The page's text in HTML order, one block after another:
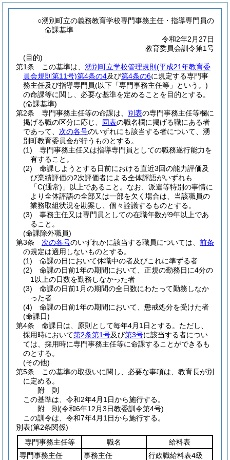
○湧別町立の義務教育学校専門事務主任・指導専門員の
命課基準
令和2年2月27日
教育委員会訓令第1号
(目的)
第1条
この基準は、 湧別町立学校管理規則 (平成21年教育委
員会規則第11号)第4条の4及び第4条の6に規定する専門事
務主任及び指導専門員(以下「専門事務主任等」という。)
の命課等に関し、必要な基準を定めることを目的とする。
(命課基準)
第2条
専門事務主任等の命課は、 別表の専門事務主任等欄に
掲げる職の区分に応じ、 同表の職名欄に掲げる職にある者
であって、 次の各号のいずれにも該当する者について、湧
別町教育委員会が行うものとする。
(1)
専門事務主任又は指導専門員としての職務遂行能力を
有すること。
(2)
命課しようとする日前における直近3回の能力評価及
び業績評価の2次評価者による全体評語がいずれも
「C(通常) 」以上であること。 なお、派遣等特別の事情に
より全体評語の全部又は一部を欠く場合は、当該職員の
業務取組状況を勘案し、個々詮議するものとする。
(3)
事務主任又は専門員としての在職年数が9年以上であ
ること。
(命課除外職員)
第3条
次の各号のいずれかに該当する職員については、 前条
の規定は適用しないものとする。
(1)
命課の日において休職中の者及びこれに準ずる者
(2)
命課の日前1年の期間において、正規の勤務日に4分の
1以上の日数を勤務しなかった者
(3)
命課の日前1月の期間の全日数にわたって勤務しなか
った者
(4)
命課の日前1年の期間において、懲戒処分を受けた者
(命課日)
第4条
命課日は、原則として毎年4月1日とする。 ただし、
採用時において第2条第1号及び第3号に該当する者につい
ては、採用時に専門事務主任等に命課することができるも
のとする。
(その他)
第5条
この基準の取扱いに関し、必要な事項は、教育長が別
に定める。
附 則
この基準は、令和2年4月1日から施行する。
附 則(令和6年12月3日教委訓令第4号)
この訓令は、令和7年4月1日から施行する。
別表(第2条関係)
専門事務主任等
職名
給料表
専門事務主任
事務主任 行政職給料表4級